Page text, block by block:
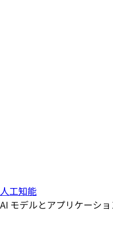
人工知能
AI モデルとアプリケーシ